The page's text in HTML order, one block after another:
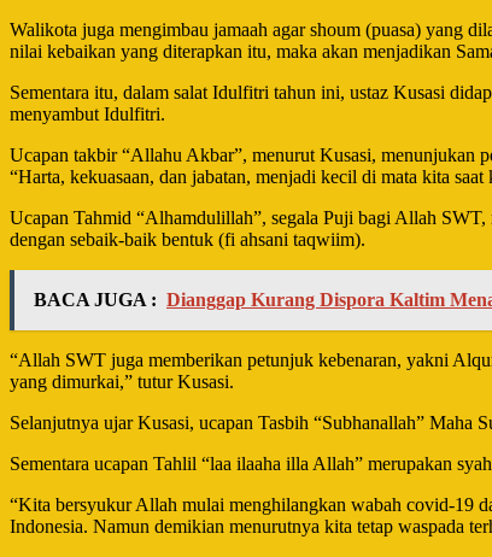
Walikota juga mengimbau jamaah agar shoum (puasa) yang
nilai kebaikan yang diterapkan itu, maka akan menjadikan
Sementara itu, dalam salat Idulfitri tahun ini, ustaz Kusasi
menyambut Idulfitri.
Ucapan takbir “Allahu Akbar”, menurut Kusasi, menunjukan
“Harta, kekuasaan, dan jabatan, menjadi kecil di mata kita
Ucapan Tahmid “Alhamdulillah”, segala Puji bagi Allah
dengan sebaik-baik bentuk (fi ahsani taqwiim).
BACA JUGA : Dianggap Kurang Dispora Kaltim
“Allah SWT juga memberikan petunjuk kebenaran, yakni
yang dimurkai,” tutur Kusasi.
Selanjutnya ujar Kusasi, ucapan Tasbih “Subhanallah” Maha
Sementara ucapan Tahlil “laa ilaaha illa Allah” merupakan
“Kita bersyukur Allah mulai menghilangkan wabah covid-19
Indonesia. Namun demikian menurutnya kita tetap waspada